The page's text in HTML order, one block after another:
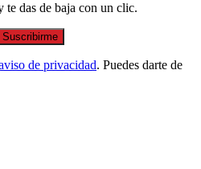
te das de baja con un clic.
Suscribirme
de privacidad. Puedes darte de